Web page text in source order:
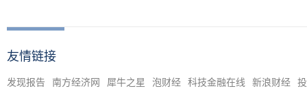
友情链接
发现报告 南方经济网 犀牛之星 泡财经 科技金融在线 新浪财经